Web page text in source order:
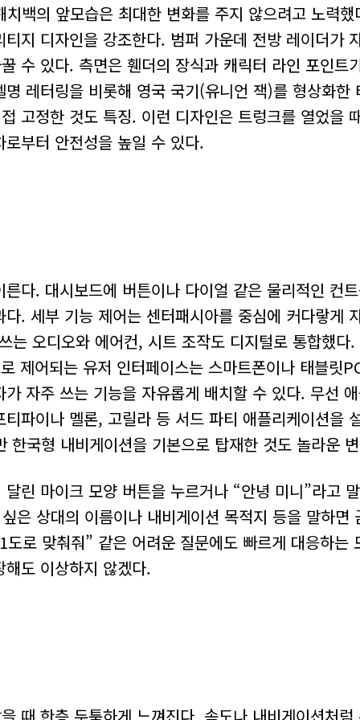
백의 앞모습은 최대한 변화를 주지 않으려고 노력
지 디자인을 강조한다. 범퍼 가운데 전방 레이더가
수 있다. 측면은 휀더의 장식과 캐릭터 라인 포인트
레터링을 비롯해 영국 국기(유니언 잭)를 형상화한
고정한 것도 특징. 이런 디자인은 트렁크를 열었을
부터 안전성을 높일 수 있다.
다. 대시보드에 버튼이나 다이얼 같은 물리적인 컨
. 세부 기능 제어는 센터패시아를 중심에 커다랗게
오디오와 에어컨, 시트 조작도 디지털로 통합했다
제어되는 유저 인터페이스는 스마트폰이나 태블릿
자주 쓰는 기능을 자유롭게 배치할 수 있다. 무선
파이나 멜론, 고릴라 등 서드 파티 애플리케이션을
국형 내비게이션을 기본으로 탑재한 것도 놀라운
린 마이크 모양 버튼을 누르거나 “안녕 미니”라고
은 상대의 이름이나 내비게이션 목적지 등을 말하면
로 맞춰줘” 같은 어려운 질문에도 빠르게 대응하는
도 이상하지 않겠다.